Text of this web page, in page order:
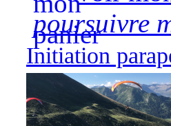
poursuivre
Initiation